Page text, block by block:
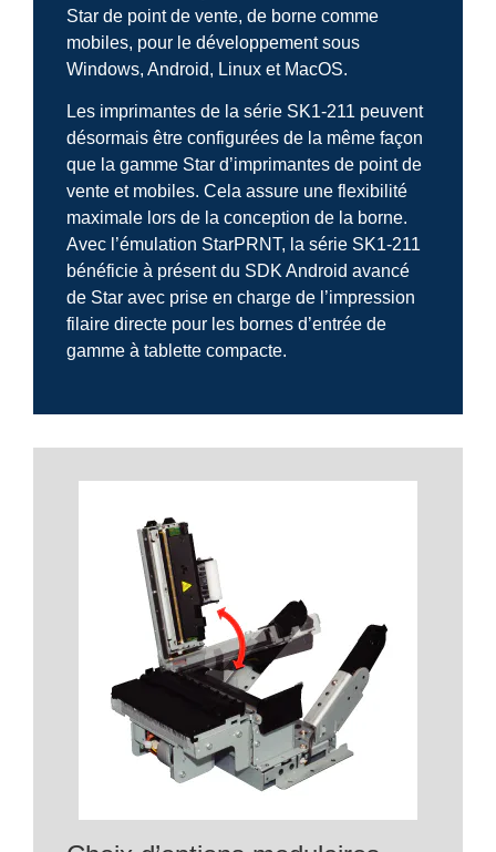
Star de point de vente, de borne comme
mobiles, pour le développement sous
Windows, Android, Linux et MacOS.
Les imprimantes de la série SK1-211 peuvent
désormais être configurées de la même façon
que la gamme Star d’imprimantes de point de
vente et mobiles. Cela assure une flexibilité
maximale lors de la conception de la borne.
Avec l’émulation StarPRNT, la série SK1-211
bénéficie à présent du SDK Android avancé
de Star avec prise en charge de l’impression
filaire directe pour les bornes d’entrée de
gamme à tablette compacte.